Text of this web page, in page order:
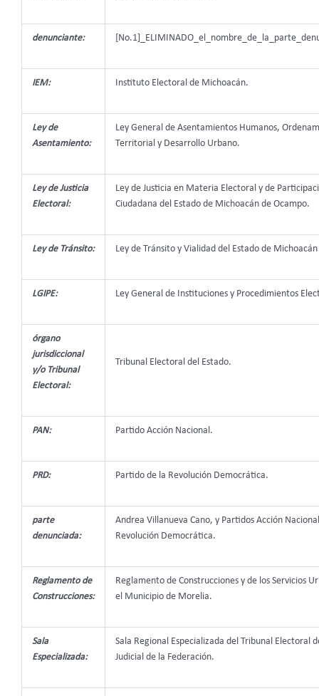
denunciante:
IEM: Instituto Electoral de Michoacán.
Ley de
Asentamiento:
Ley General de Asentamientos Humanos,
Territorial y Desarrollo Urbano.
Ley de Justicia
Electoral:
Ley de Justicia en Materia Electoral y de
Ciudadana del Estado de Michoacán de Ocampo.
Ley de Tránsito: Ley de Tránsito y Vialidad del Estado de
LGIPE: Ley General de Instituciones y Procedimientos
órgano
jurisdiccional
y/o Tribunal
Electoral:
Tribunal Electoral del Estado.
PAN: Partido Acción Nacional.
PRD: Partido de la Revolución Democrática.
parte
denunciada:
Andrea Villanueva Cano, y Partidos Acción
Revolución Democrática.
Reglamento de
Construcciones:
Reglamento de Construcciones y de los Servicios
el Municipio de Morelia.
Sala
Especializada:
Sala Regional Especializada del Tribunal Electoral
Judicial de la Federación.